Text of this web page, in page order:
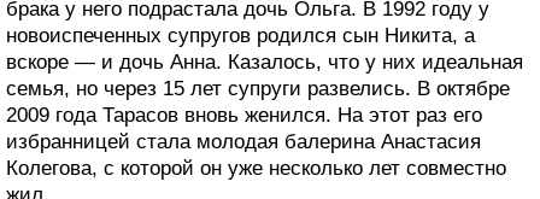
брака у него подрастала дочь Ольга. В 1992 году у
новоиспеченных супругов родился сын Никита, а
вскоре — и дочь Анна. Казалось, что у них идеальная
семья, но через 15 лет супруги развелись. В октябре
2009 года Тарасов вновь женился. На этот раз его
избранницей стала молодая балерина Анастасия
Колегова, с которой он уже несколько лет совместно